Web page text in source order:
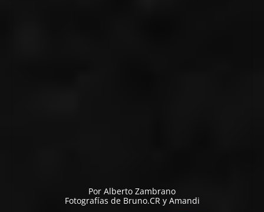
Por Alberto Zambrano
Fotografías de Bruno.CRy Amandi